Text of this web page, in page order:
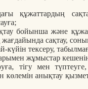
құжаттардың
бойынша және
сақтау,
тексеру,
жұмыстар
тігу мен
көлемін анықтау